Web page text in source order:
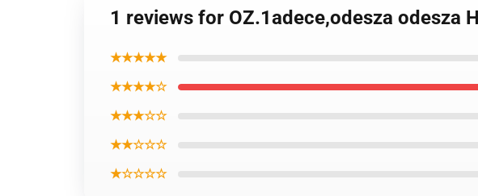
1 reviews for OZ.1adece,odesza odesza
★★★★★
★★★★☆
★★★☆☆
★★☆☆☆
★☆☆☆☆